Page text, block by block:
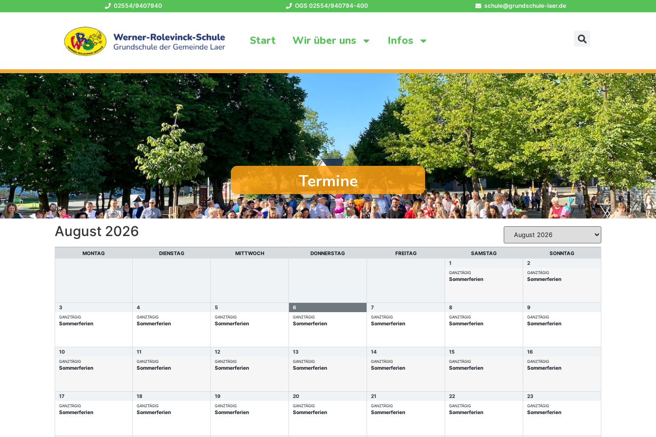
02554/9407940 OGS 02554/940794-400 schule@grundschule-laer.de
Start Wir über uns Infos
Termine
August 2026
MONTAG DIENSTAG MITTWOCH DONNERSTAG FREITAG SAMSTAG
SONNTAG
1
GANZTÄGIG
Sommerferien
2
GANZTÄGIG
Sommerferien
3
GANZTÄGIG
Sommerferien
4
GANZTÄGIG
Sommerferien
5
GANZTÄGIG
Sommerferien
6
GANZTÄGIG
Sommerferien
7
GANZTÄGIG
Sommerferien
8
GANZTÄGIG
Sommerferien
9
GANZTÄGIG
Sommerferien
10
GANZTÄGIG
Sommerferien
11
GANZTÄGIG
Sommerferien
12
GANZTÄGIG
Sommerferien
13
GANZTÄGIG
Sommerferien
14
GANZTÄGIG
Sommerferien
15
GANZTÄGIG
Sommerferien
16
GANZTÄGIG
Sommerferien
17
GANZTÄGIG
Sommerferien
18
GANZTÄGIG
Sommerferien
19
GANZTÄGIG
Sommerferien
20
GANZTÄGIG
Sommerferien
21
GANZTÄGIG
Sommerferien
22
GANZTÄGIG
Sommerferien
23
GANZTÄGIG
Sommerferien